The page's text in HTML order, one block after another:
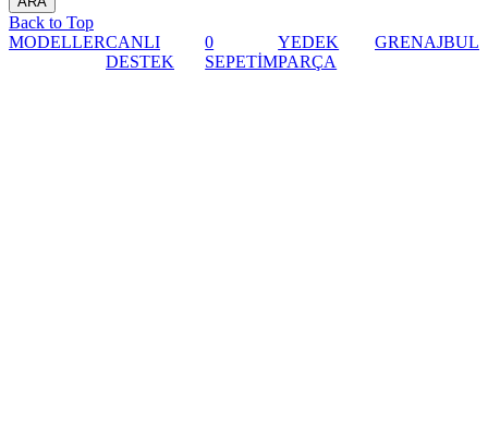
Back to Top
MODELLERCANLI
DESTEK
0
SEPETİM
YEDEK
PARÇA
GRENAJBUL